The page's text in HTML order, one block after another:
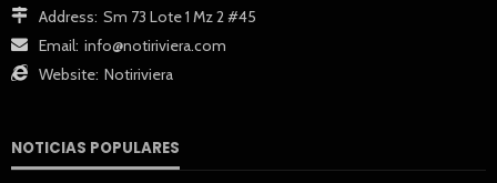
Address: Sm 73 Lote 1 Mz 2 #45
Email: info@notiriviera.com
Website: Notiriviera
NOTICIAS POPULARES